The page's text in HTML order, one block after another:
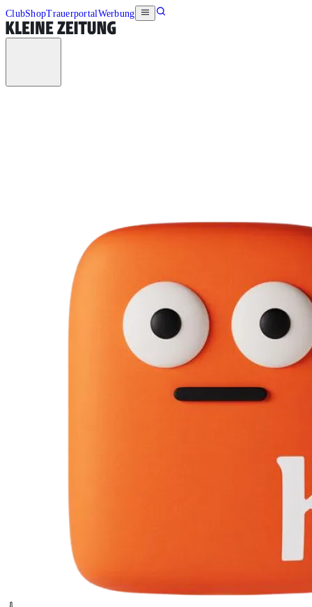
ClubShopTrauerportalWerbung